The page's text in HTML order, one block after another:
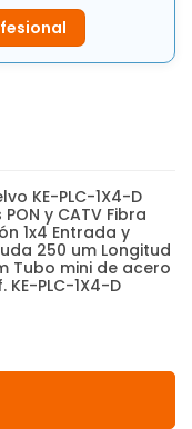
KE-PLC-1X4-D
y CATV Fibra
1x4 Entrada y
250 um Longitud
Tubo mini de acero
PLC-1X4-D